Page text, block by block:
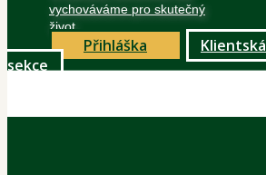
vychováváme pro skutečný
život
Přihláška
Klientská
sekce